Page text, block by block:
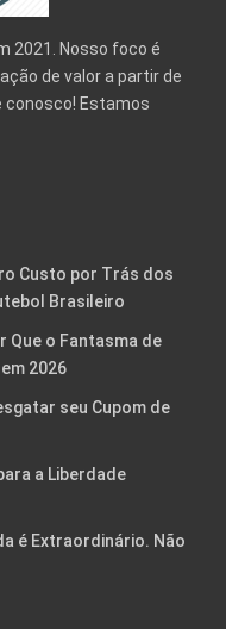
2021. Nosso foco é
de valor a partir de
conosco! Estamos
Custo por Trás dos
Brasileiro
Que o Fantasma de
2026
seu Cupom de
a Liberdade
é Extraordinário. Não